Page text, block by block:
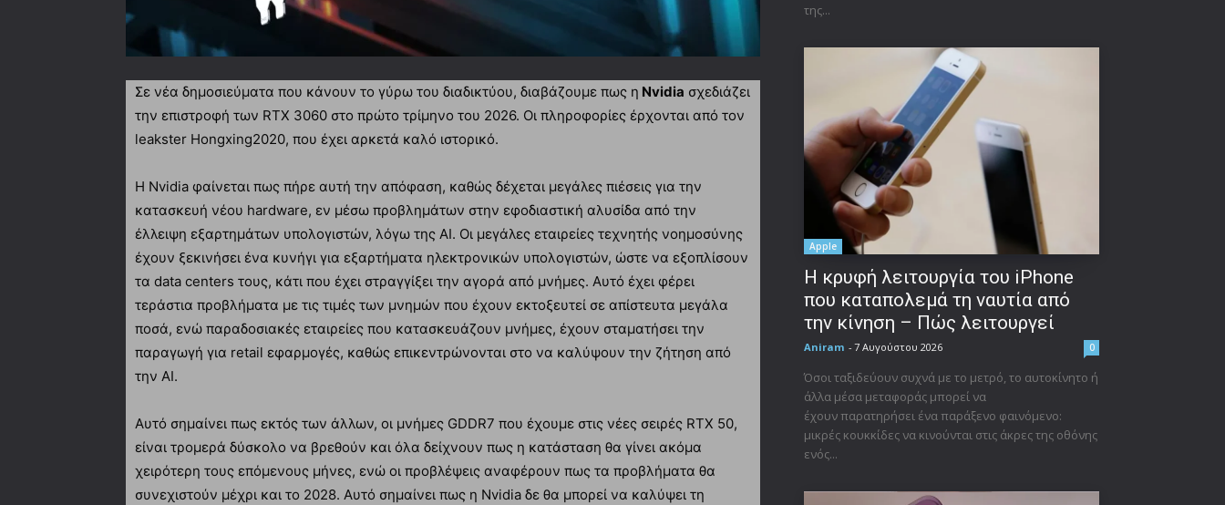
Σε νέα δημοσιεύματα που κάνουν το γύρω του διαδικτύου, διαβάζουμε πως η Nvidia σχεδιάζει
την επιστροφή των RTX 3060 στο πρώτο τρίμηνο του 2026. Οι πληροφορίες έρχονται από τον
leakster Hongxing2020, που έχει αρκετά καλό ιστορικό.
Η Nvidia φαίνεται πως πήρε αυτή την απόφαση, καθώς δέχεται μεγάλες πιέσεις για την
κατασκευή νέου hardware, εν μέσω προβλημάτων στην εφοδιαστική αλυσίδα από την
έλλειψη εξαρτημάτων υπολογιστών, λόγω της AI. Οι μεγάλες εταιρείες τεχνητής νοημοσύνης
έχουν ξεκινήσει ένα κυνήγι για εξαρτήματα ηλεκτρονικών υπολογιστών, ώστε να εξοπλίσουν
τα data centers τους, κάτι που έχει στραγγίξει την αγορά από μνήμες. Αυτό έχει φέρει
τεράστια προβλήματα με τις τιμές των μνημών που έχουν εκτοξευτεί σε απίστευτα μεγάλα
ποσά, ενώ παραδοσιακές εταιρείες που κατασκευάζουν μνήμες, έχουν σταματήσει την
παραγωγή για retail εφαρμογές, καθώς επικεντρώνονται στο να καλύψουν την ζήτηση από
την AI.
Αυτό σημαίνει πως εκτός των άλλων, οι μνήμες GDDR7 που έχουμε στις νέες σειρές RTX 50,
είναι τρομερά δύσκολο να βρεθούν και όλα δείχνουν πως η κατάσταση θα γίνει ακόμα
χειρότερη τους επόμενους μήνες, ενώ οι προβλέψεις αναφέρουν πως τα προβλήματα θα
συνεχιστούν μέχρι και το 2028. Αυτό σημαίνει πως η Nvidia δε θα μπορεί να καλύψει τη
της...
Apple
Η κρυφή λειτουργία του iPhone
που καταπολεμά τη ναυτία από
την κίνηση – Πώς λειτουργεί
Aniram - 7 Αυγούστου 2026 0
Όσοι ταξιδεύουν συχνά με το μετρό, το αυτοκίνητο ή
άλλα μέσα μεταφοράς μπορεί να
έχουν παρατηρήσει ένα παράξενο φαινόμενο:
μικρές κουκκίδες να κινούνται στις άκρες της οθόνης
ενός...